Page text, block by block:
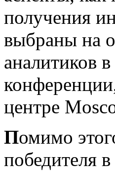
получения
выбраны на
аналитиков
центре
Помимо
победителя